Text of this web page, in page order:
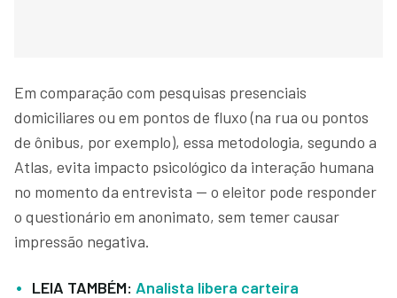
Em comparação com pesquisas presenciais
domiciliares ou em pontos de fluxo (na rua ou pontos
de ônibus, por exemplo), essa metodologia, segundo a
Atlas, evita impacto psicológico da interação humana
no momento da entrevista — o eleitor pode responder
o questionário em anonimato, sem temer causar
impressão negativa.
LEIA TAMBÉM: Analista libera carteira